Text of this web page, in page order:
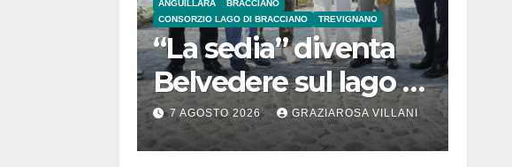
ANGUILLARA
BRACCIANO
CONSORZIO LAGO DI BRACCIANO
TREVIGNANO
“La sedia” diventa
Belvedere sul lago di
Bracciano: ieri
l’inaugurazione
7 AGOSTO 2026 GRAZIAROSA VILLANI